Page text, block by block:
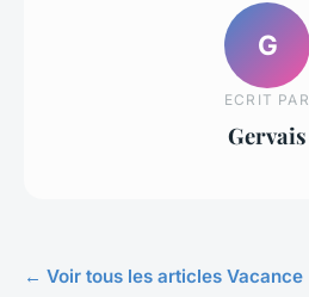
G
ECRIT PAR
Gervais
← Voir tous les articles Vacance